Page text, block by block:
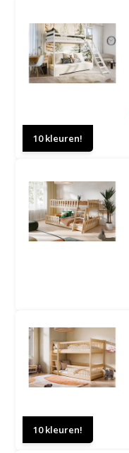
10 kleuren!
10 kleuren!